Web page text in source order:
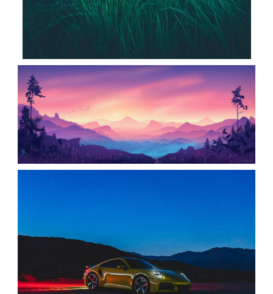
عکس کوه آتشفشان بالی اندونزی
armo آتشفشان،آسمان
پرستاره،اندونزی